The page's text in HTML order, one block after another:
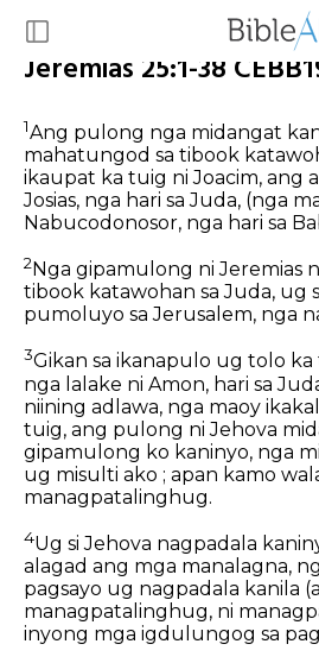
Jeremias 25:1-38
1Ang pulong nga midangat
mahatungod sa tibook
ikaupat ka tuig ni Joacim, ang
Josias, nga hari sa Juda, (nga
Nabucodonosor, nga hari sa
2 Nga gipamulong ni Jeremias
tibook katawohan sa Juda, ug
pumoluyo sa Jerusalem, nga
3Gikan sa ikanapulo ug tolo ka
nga lalake ni Amon, hari sa
niining adlawa, nga maoy
tuig, ang pulong ni Jehova
gipamulong ko kaninyo, nga
ug misulti ako ; apan kamo
managpatalinghug.
4Ug si Jehova nagpadala
alagad ang mga manalagna,
pagsayo ug nagpadala kanila
managpatalinghug, ni
inyong mga igdulungog sa